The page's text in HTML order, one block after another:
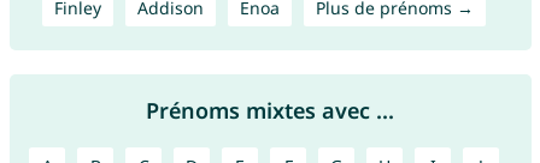
Finley Addison Enoa Plus de prénoms →
Prénoms mixtes avec ...